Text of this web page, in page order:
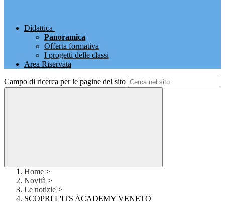
Didattica
Panoramica
Offerta formativa
I progetti delle classi
Area Riservata
Campo di ricerca per le pagine del sito
Home >
Novità >
Le notizie >
SCOPRI L'ITS ACADEMY VENETO